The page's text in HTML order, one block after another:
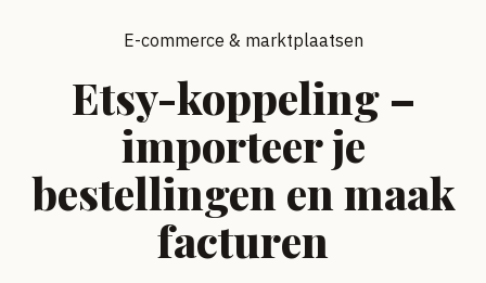
E-commerce & marktplaatsen
Etsy-koppeling –
importeer je
bestellingen en maak
facturen